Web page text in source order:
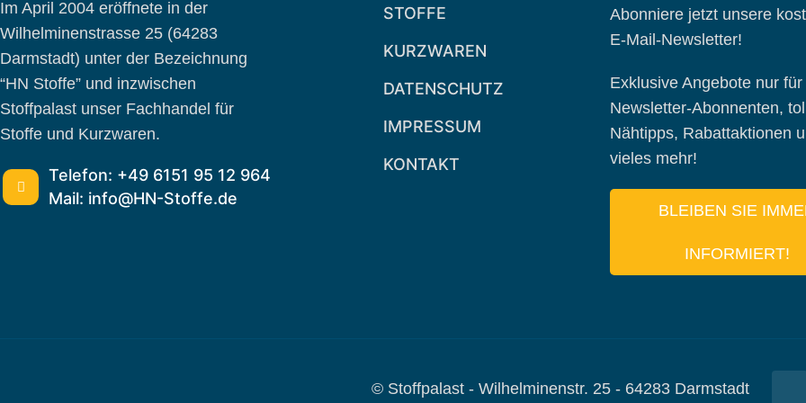
Im April 2004 eröffnete in der
Wilhelminenstrasse 25 (64283
Darmstadt) unter der Bezeichnung
“HN Stoffe” und inzwischen
Stoffpalast unser Fachhandel für
Stoffe und Kurzwaren.
Telefon: +49 6151 95 12 964
Mail: info@HN-Stoffe.de
STOFFE
KURZWAREN
DATENSCHUTZ
IMPRESSUM
KONTAKT
Abonniere jetzt unsere
E-Mail-Newsletter!
Exklusive Angebote nur für
Newsletter-Abonnenten,
Nähtipps, Rabattaktionen
vieles mehr!
BLEIBEN SIE
INFORMIERT!
© Stoffpalast - Wilhelminenstr. 25 - 64283 Darmstadt